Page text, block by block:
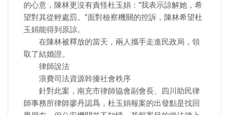
的心意，陳林更沒有責怪杜玉娟：“我表示諒解她，希
望對其從輕處罰。”面對檢察機關的控訴，陳林希望杜
玉娟能得到原諒。
在陳林被釋放的當天，兩人攜手走進民政局，領
取了結婚證。
律師說法
浪費司法資源幹擾社會秩序
針對此案，南充市律師協會副會長、四川助民律
師事務所律師廖丹認爲，杜玉娟報案的出發點是找回